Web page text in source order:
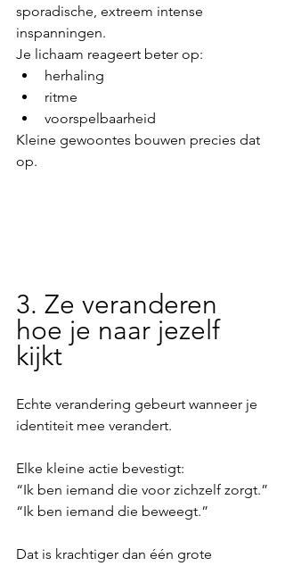
sporadische, extreem intense
inspanningen.
Je lichaam reageert beter op:
herhaling
ritme
voorspelbaarheid
Kleine gewoontes bouwen precies dat
op.
3. Ze veranderen
hoe je naar jezelf
kijkt
Echte verandering gebeurt wanneer je
identiteit mee verandert.
Elke kleine actie bevestigt:
“Ik ben iemand die voor zichzelf zorgt.”
“Ik ben iemand die beweegt.”
Dat is krachtiger dan één grote